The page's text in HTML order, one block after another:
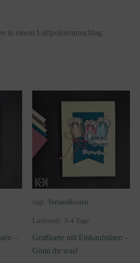
in einem Luftpolsterumschlag.
–
zzgl. Versandkosten
Lieferzeit: 3-4 Tage
Grußkarte mit Einkaufstüten –
Gönn dir was!